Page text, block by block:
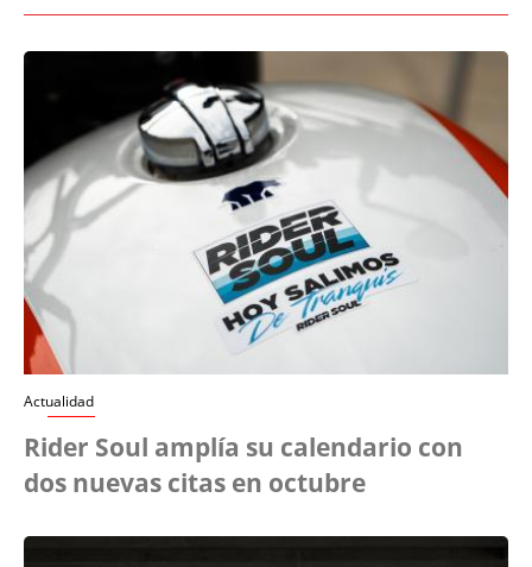
Actualidad
Rider Soul amplía su calendario con
dos nuevas citas en octubre